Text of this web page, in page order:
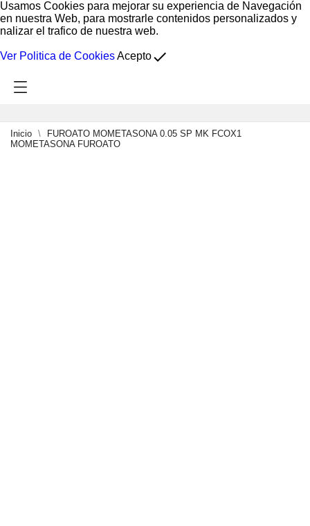
Usamos Cookies para mejorar su experiencia de Navegación
en nuestra Web, para mostrarle contenidos personalizados y
nalizar el trafico de nuestra web.
Ver Politica de CookiesAceptodone
Inicio
FUROATO MOMETASONA 0.05 SP MK FCOX1
MOMETASONA FUROATO